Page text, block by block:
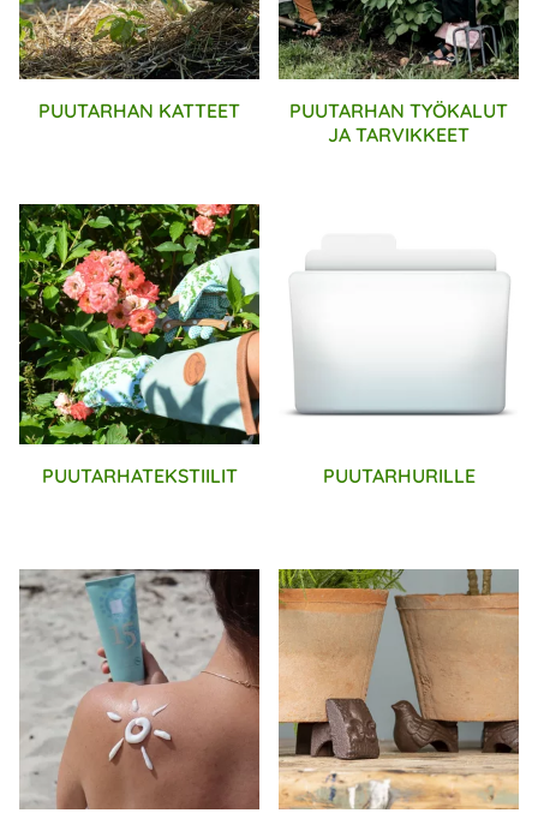
PUUTARHAN KATTEET
PUUTARHAN TYÖKALUT
JA TARVIKKEET
PUUTARHATEKSTIILIT PUUTARHURILLE